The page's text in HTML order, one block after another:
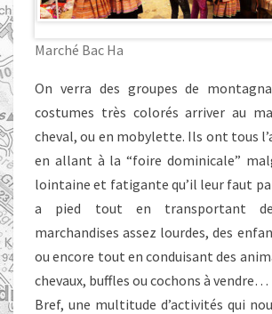
Marché Bac Ha
On verra des groupes de
costumes très colorés arriver au
cheval, ou en mobylette. Ils ont tous
en allant à la “foire dominicale”
lointaine et fatigante qu’il leur faut
a pied tout en transportant
marchandises assez lourdes, des
ou encore tout en conduisant des
chevaux, buffles ou cochons à vendre…
Bref, une multitude d’activités qui